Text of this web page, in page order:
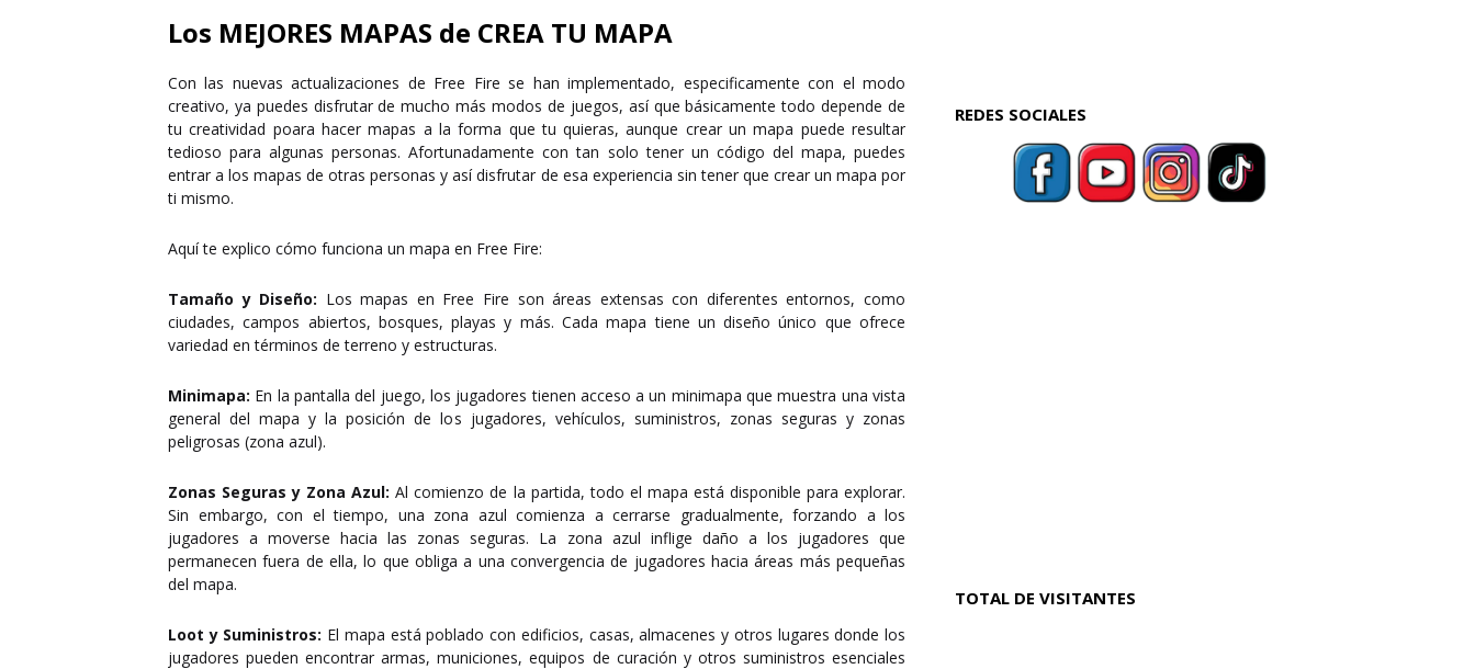
Los MEJORES MAPAS de CREA TU MAPA
Con las nuevas actualizaciones de Free Fire se han implementado, especificamente con el modo
creativo, ya puedes disfrutar de mucho más modos de juegos, así que básicamente todo depende de
tu creatividad poara hacer mapas a la forma que tu quieras, aunque crear un mapa puede resultar
tedioso para algunas personas. Afortunadamente con tan solo tener un código del mapa, puedes
entrar a los mapas de otras personas y así disfrutar de esa experiencia sin tener que crear un mapa por
ti mismo.
Aquí te explico cómo funciona un mapa en Free Fire:
Tamaño y Diseño: Los mapas en Free Fire son áreas extensas con diferentes entornos, como
ciudades, campos abiertos, bosques, playas y más. Cada mapa tiene un diseño único que ofrece
variedad en términos de terreno y estructuras.
Minimapa: En la pantalla del juego, los jugadores tienen acceso a un minimapa que muestra una vista
general del mapa y la posición de los jugadores, vehículos, suministros, zonas seguras y zonas
peligrosas (zona azul).
Zonas Seguras y Zona Azul: Al comienzo de la partida, todo el mapa está disponible para explorar.
Sin embargo, con el tiempo, una zona azul comienza a cerrarse gradualmente, forzando a los
jugadores a moverse hacia las zonas seguras. La zona azul inflige daño a los jugadores que
permanecen fuera de ella, lo que obliga a una convergencia de jugadores hacia áreas más pequeñas
del mapa.
Loot y Suministros: El mapa está poblado con edificios, casas, almacenes y otros lugares donde los
jugadores pueden encontrar armas, municiones, equipos de curación y otros suministros esenciales
REDES SOCIALES
TOTAL DE VISITANTES